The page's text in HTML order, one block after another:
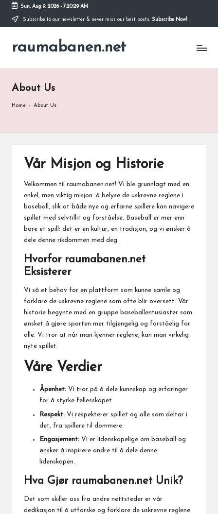
Skip
content
Sun, Aug 9, 2026- 7:20:30 AM
Subscribe to our newsletter & never miss our best posts. Subscribe Now!
raumabanen.net
About Us
Home - About Us
Vår Misjon og Historie
Velkommen til raumabanen.net! Vi ble grunnlagt med en
enkel, men viktig misjon: å belyse de uskrevne reglene i
baseball, slik at både nye og erfarne spillere kan navigere
spillet med selvtillit og forståelse. Baseball er mer enn
bare et spill; det er en kultur, en tradisjon, og vi ønsker å
dele denne rikdommen med deg.
Hvorfor raumabanen.net
Eksisterer
Vi så et behov for en plattform som kunne samle og
forklare de uskrevne reglene som ofte blir oversett. Vår
historie begynte med en gruppe baseballentusiaster som
ønsket å gjøre sporten mer tilgjengelig og forståelig for
alle. Vi tror at når man kjenner reglene, kan man virkelig
nyte spillet.
Våre Verdier
Åpenhet: Vi tror på å dele kunnskap og erfaringer
for å styrke fellesskapet.
Respekt: Vi respekterer spillet og alle som deltar i
det, fra spillere til dommere.
Engasjement: Vi er lidenskapelige om baseball og
ønsker å inspirere andre til å dele denne
lidenskapen.
Hva Gjør raumabanen.net Unik?
Det som skiller oss fra andre nettsteder er vår
dedikasjon til å utforske og forklare de uskrevne reglene